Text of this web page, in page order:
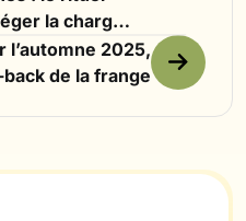
la charge
hybrides
l’automne 2025,
de la frange